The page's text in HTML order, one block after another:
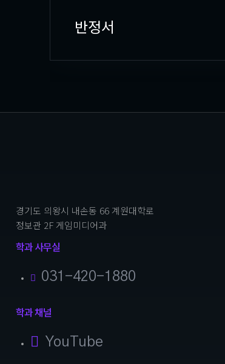
반정서
경기도 의왕시 내손동 66 계원대학로
정보관 2F 게임미디어과
학과 사무실
031-420-1880
학과 채널
YouTube